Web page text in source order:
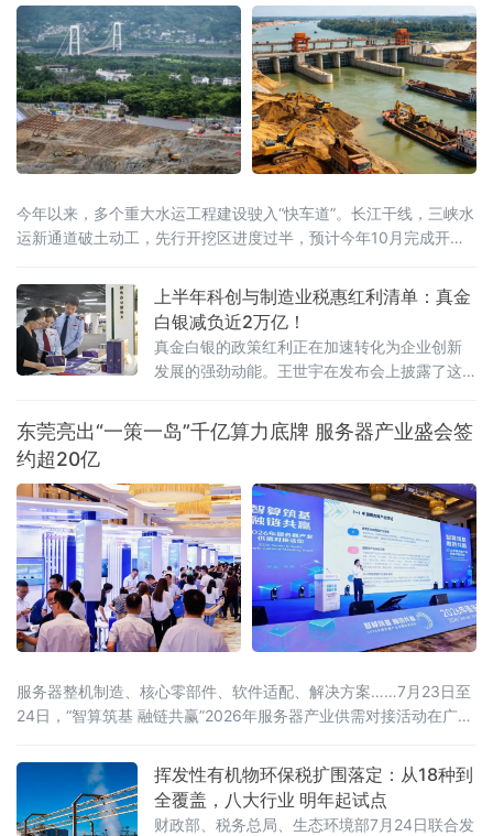
今年以来，多个重大水运工程建设驶入“快车道”。长江干线，三峡水
运新通道破土动工，先行开挖区进度过半，预计今年10月完成开挖
航冲刺；东海之滨，长江口南槽航道治理二期工程开工建设，建成
后可实现5000吨级船舶全潮通航；琼岛西北，海南洋浦区域国际集
装箱枢纽港扩建工程码头主体全面完工，年内将实现分区投产。一
批水运通道相继
上半年科创与制造业税惠红利清单：真金
白银减负近2万亿！
真金白银的政策红利正在加速转化为企业创新
发展的强劲动能。王世宇在发布会上披露了这
发费用加计扣除等支持企业创新投入和技术转
让的政策减税
东莞亮出“一策一岛”千亿算力底牌 服务器产业盛会签
约超20亿
服务器整机制造、核心零部件、软件适配、解决方案……7月23日至
24日，“智算筑基 融链共赢”2026年服务器产业供需对接活动在广东
（工业和信息化部政府采购中心）、东莞市人民政府联合主办，汇
聚行业主管部门、院士专家、全国服务器产业链企业、金融机构、
科研院所、园区代表近千人参会，搭
挥发性有机物环保税扩围落定：从18种到
全覆盖，八大行业 明年起试点
财政部、税务总局、生态环境部7月24日联合发